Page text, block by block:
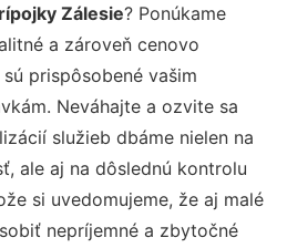
Zálesie? Ponúkame
a zároveň cenovo
prispôsobené vašim
Neváhajte a ozvite sa
služieb dbáme nielen na
ale aj na dôslednú kontrolu
si uvedomujeme, že aj malé
nepríjemné a zbytočné